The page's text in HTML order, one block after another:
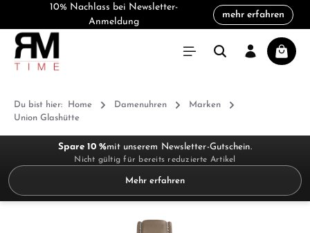
10% Nachlass bei Newsletter-
Anmeldung
mehr erfahren
Du bist hier: Home Damenuhren
Marken
Union Glashütte
Spare 10 %mit unserem Newsletter-Gutschein.
Nicht gültig für bereits reduzierte Artikel
Mehr erfahren
Bildergalerie überspringen